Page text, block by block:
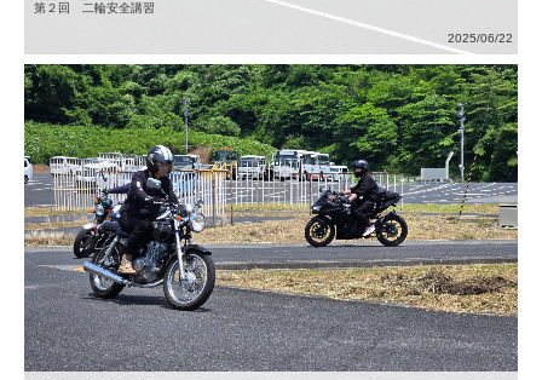
第２回 二輪安全講習
2025/06/22